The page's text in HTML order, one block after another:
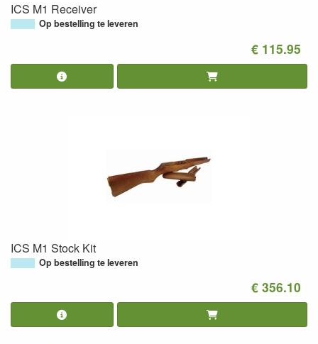
ICS M1 Receiver
Op bestelling te leveren
€ 115.95
ICS M1 Stock Kit
Op bestelling te leveren
€ 356.10